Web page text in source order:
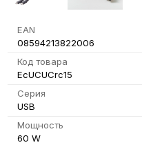
EAN
08594213822006
Код товара
EcUCUCrc15
Серия
USB
Мощность
60 W